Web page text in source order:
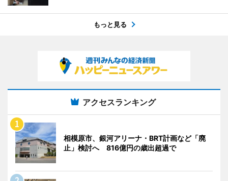
もっと見る
アクセスランキング
相模原市、銀河アリーナ・BRT計画など「廃
止」検討へ 816億円の歳出超過で